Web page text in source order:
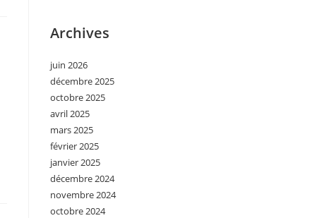
Archives
juin 2026
décembre 2025
octobre 2025
avril 2025
mars 2025
février 2025
janvier 2025
décembre 2024
novembre 2024
octobre 2024